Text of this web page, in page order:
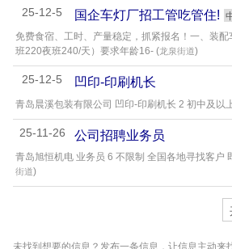
25-12-5 国企车灯厂招工管吃管住!
免费食宿、工时、产量稳定，抓紧报名！一、装
班220夜班240/天）要求年龄16- (龙泉街道)
25-12-5 凹印-印刷机长
青岛晨溪包装有限公司 凹印-印刷机长 2 初中及
25-11-26 公司招聘业务员
青岛旭恒机电 业务员 6 不限制 全国各地寻找客户
街道)
未找到想要的信息？发布一条信息，让信息主动来